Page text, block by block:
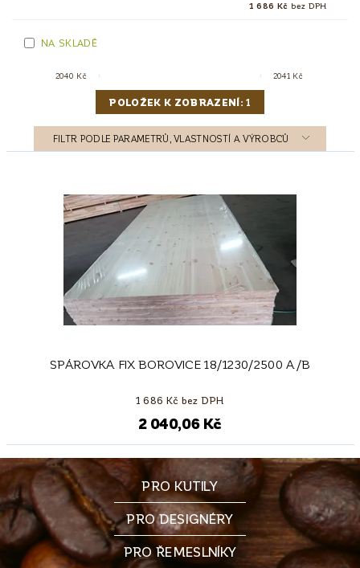
1 686 Kč bez DPH
NA SKLADĚ
2040 Kč 2041 Kč
POLOŽEK K ZOBRAZENÍ:1
FILTR PODLE PARAMETRŮ, VLASTNOSTÍ A VÝROBCŮ
SPÁROVKA FIX BOROVICE 18/1230/2500 A/B
1 686 Kč bez DPH
2 040,06 Kč
PRO KUTILY
PRO DESIGNÉRY
PRO ŘEMESLNÍKY